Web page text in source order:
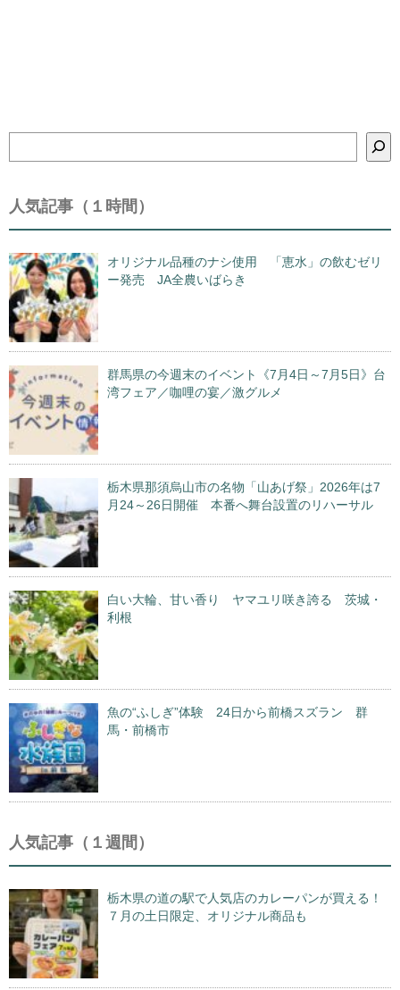
人気記事（１時間）
オリジナル品種のナシ使用 「恵水」の飲むゼリ
ー発売 JA全農いばらき
群馬県の今週末のイベント《7月4日～7月5日》台
湾フェア／咖哩の宴／激グルメ
栃木県那須烏山市の名物「山あげ祭」2026年は7
月24～26日開催 本番へ舞台設置のリハーサル
白い大輪、甘い香り ヤマユリ咲き誇る 茨城・
利根
魚の“ふしぎ”体験 24日から前橋スズラン 群
馬・前橋市
人気記事（１週間）
栃木県の道の駅で人気店のカレーパンが買える！
７月の土日限定、オリジナル商品も